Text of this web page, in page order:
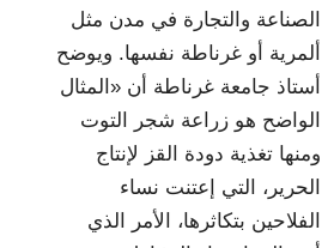
الصناعة والتجارة في مدن مثل
ألمرية أو غرناطة نفسها. ويوضح
أستاذ جامعة غرناطة أن «المثال
الواضح هو زراعة شجر التوت
ومنها تغذية دودة القز لإنتاج
الحرير، التي إعتنت نساء
الفلاحين بتكاثرها، الأمر الذي